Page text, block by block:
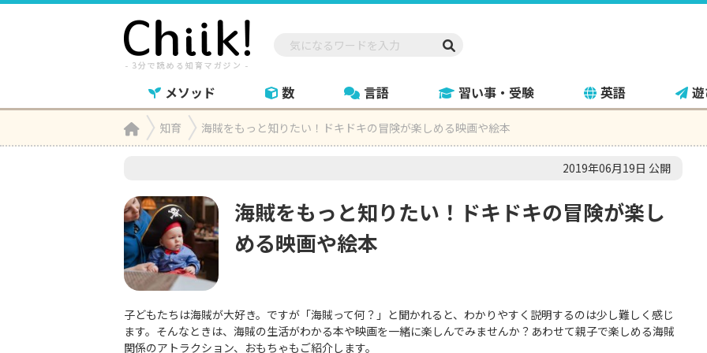
メソッド 数 言語 習い事・受験 英語
Home知育 海賊をもっと知りたい！ドキドキの冒険が楽しめる映画や絵本
2019年06月19日 公開
海賊をもっと知りたい！ドキドキの冒険が楽し
める映画や絵本
子どもたちは海賊が大好き。ですが「海賊って何？」と聞かれると、わかりやすく説明するのは少し難しく感じ
ます。そんなときは、海賊の生活がわかる本や映画を一緒に楽しんでみませんか？あわせて親子で楽しめる海賊
関係のアトラクション、おもちゃもご紹介します。